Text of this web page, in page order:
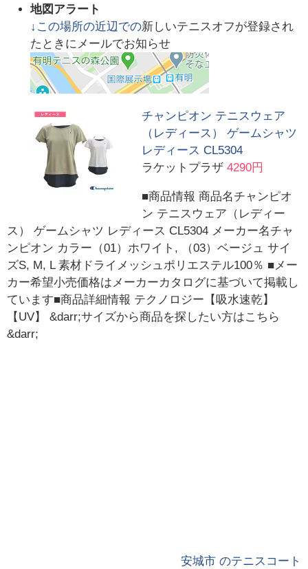
地図アラート
↓この場所の近辺での新しいテニスオフが登録され
たときにメールでお知らせ
チャンピオン テニスウェア
（レディース） ゲームシャツ
レディース CL5304
ラケットプラザ 4290円
■商品情報 商品名チャンピオ
ン テニスウェア（レディー
ス） ゲームシャツ レディース CL5304 メーカー名チャ
ンピオン カラー（01）ホワイト, （03）ベージュ サイ
ズS, M, L 素材ドライメッシュポリエステル100％ ■メー
カー希望小売価格はメーカーカタログに基づいて掲載し
ています■商品詳細情報 テクノロジー【吸水速乾】
【UV】 &darr;サイズから商品を探したい方はこちら
&darr;
安城市 のテニスコート